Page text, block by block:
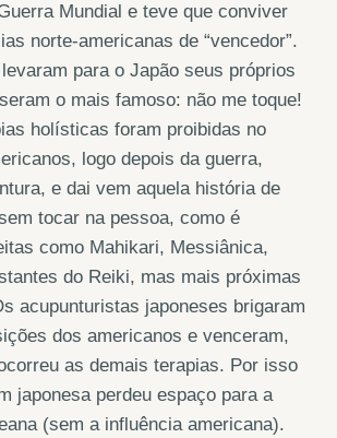
Mundial e teve que conviver
norte-americanas de “vencedor”.
para o Japão seus próprios
o mais famoso: não me toque!
holísticas foram proibidas no
logo depois da guerra,
e dai vem aquela história de
tocar na pessoa, como é
como Mahikari, Messiânica,
do Reiki, mas mais próximas
acupunturistas japoneses brigaram
dos americanos e venceram,
as demais terapias. Por isso
japonesa perdeu espaço para a
(sem a influência americana).